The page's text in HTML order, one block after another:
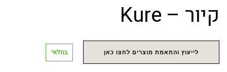
קיור – Kure
לייעוץ והתאמת מוצרים לחצו כאן במלאי